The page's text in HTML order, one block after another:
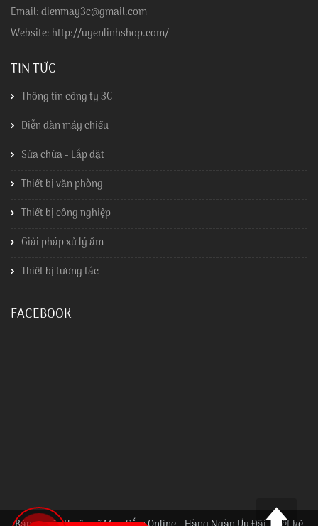
Email: dienmay3c@gmail.com
Website: http://uyenlinhshop.com/
TIN TỨC
Thông tin công ty 3C
Diễn đàn máy chiếu
Sửa chữa - Lắp đặt
Thiết bị văn phòng
Thiết bị công nghiệp
Giải pháp xử lý ẩm
Thiết bị tương tác
FACEBOOK